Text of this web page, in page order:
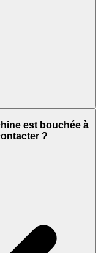
est bouchée à
?